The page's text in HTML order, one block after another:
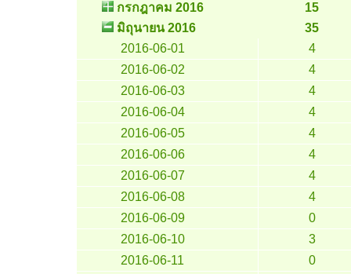
กรกฎาคม 2016
15
มิถุนายน 2016
35
2016-06-01
4
2016-06-02
4
2016-06-03
4
2016-06-04
4
2016-06-05
4
2016-06-06
4
2016-06-07
4
2016-06-08
4
2016-06-09
0
2016-06-10
3
2016-06-11
0